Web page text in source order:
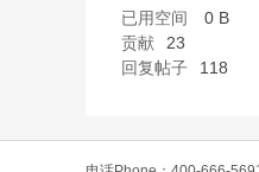
L
已用空间
0 B
贡献
23
回复帖子
118